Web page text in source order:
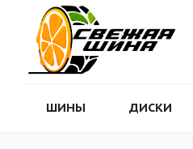
ШИНЫ ДИСКИ